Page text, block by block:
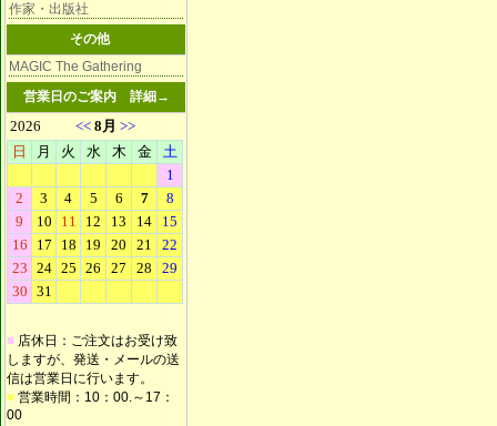
作家・出版社
その他
MAGIC The Gathering
営業日のご案内 詳細→
■ 店休日：ご注文はお受け致
しますが、発送・メールの送
信は営業日に行います。
■ 営業時間：10：00.～17：
00